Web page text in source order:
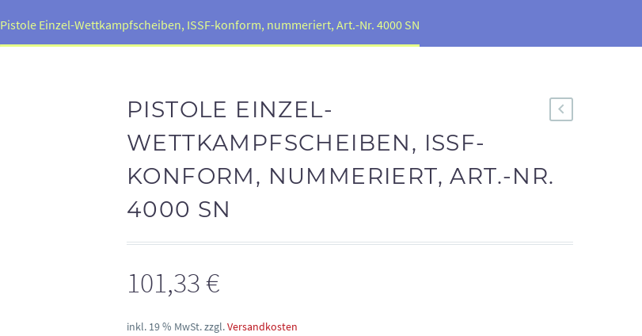
Pistole Einzel-Wettkampfscheiben, ISSF-konform, nummeriert, Art.-Nr. 4000 SN
PISTOLE EINZEL-
WETTKAMPFSCHEIBEN, ISSF-
KONFORM, NUMMERIERT, ART.-NR.
4000 SN
101,33€
inkl. 19 % MwSt.zzgl.Versandkosten